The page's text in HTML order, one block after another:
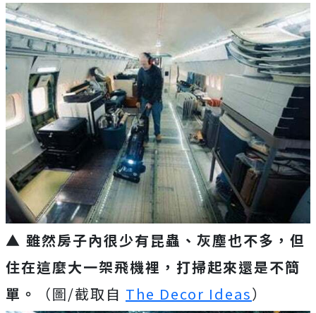
▲ 雖然房子內很少有昆蟲、灰塵也不多，但
住在這麼大一架飛機裡，打掃起來還是不簡
單。
（圖/截取自 The Decor Ideas）